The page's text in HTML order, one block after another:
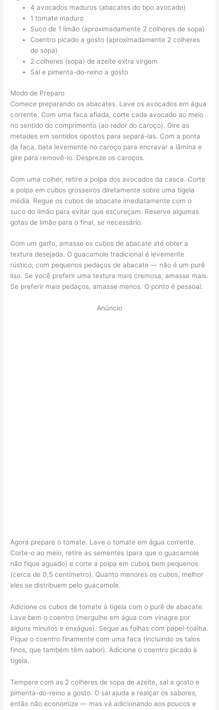
4 avocados maduros (abacates do tipo avocado)
1 tomate maduro
Suco de 1 limão (aproximadamente 2 colheres de sopa)
Coentro picado a gosto (aproximadamente 2 colheres
de sopa)
2 colheres (sopa) de azeite extra virgem
Sal e pimenta-do-reino a gosto
Modo de Preparo
Comece preparando os abacates. Lave os avocados em água
corrente. Com uma faca afiada, corte cada avocado ao meio
no sentido do comprimento (ao redor do caroço). Gire as
metades em sentidos opostos para separá-las. Com a ponta
da faca, bata levemente no caroço para encravar a lâmina e
gire para removê-lo. Despreze os caroços.
Com uma colher, retire a polpa dos avocados da casca. Corte
a polpa em cubos grosseiros diretamente sobre uma tigela
média. Regue os cubos de abacate imediatamente com o
suco do limão para evitar que escureçam. Reserve algumas
gotas de limão para o final, se necessário.
Com um garfo, amasse os cubos de abacate até obter a
textura desejada. O guacamole tradicional é levemente
rústico, com pequenos pedaços de abacate — não é um purê
liso. Se você preferir uma textura mais cremosa, amasse mais.
Se preferir mais pedaços, amasse menos. O ponto é pessoal.
Anúncio
Agora prepare o tomate. Lave o tomate em água corrente.
Corte-o ao meio, retire as sementes (para que o guacamole
não fique aguado) e corte a polpa em cubos bem pequenos
(cerca de 0,5 centímetro). Quanto menores os cubos, melhor
eles se distribuem pelo guacamole.
Adicione os cubos de tomate à tigela com o purê de abacate.
Lave bem o coentro (mergulhe em água com vinagre por
alguns minutos e enxágue). Seque as folhas com papel-toalha.
Pique o coentro finamente com uma faca (incluindo os talos
finos, que também têm sabor). Adicione o coentro picado à
tigela.
Tempere com as 2 colheres de sopa de azeite, sal a gosto e
pimenta-do-reino a gosto. O sal ajuda a realçar os sabores,
então não economize — mas vá adicionando aos poucos e